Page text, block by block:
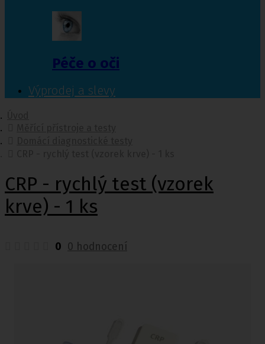
Péče o oči
Výprodej a slevy
CRP - rychlý test (vzorek
krve) - 1 ks
0 0 hodnocení